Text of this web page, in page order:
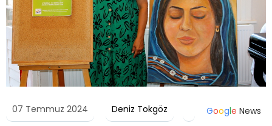
07 Temmuz 2024 Deniz Tokgöz Google News